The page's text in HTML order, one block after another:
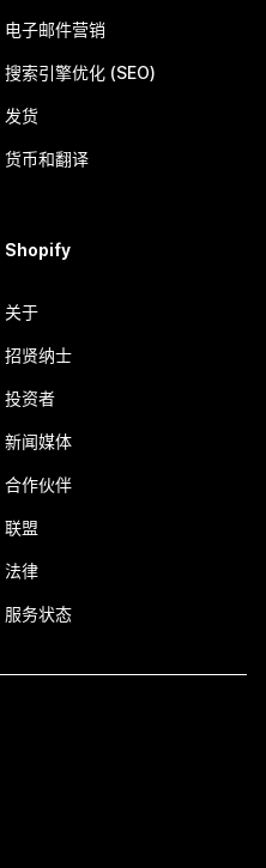
电子邮件营销
搜索引擎优化 (SEO)
发货
货币和翻译
Shopify
关于
招贤纳士
投资者
新闻媒体
合作伙伴
联盟
法律
服务状态